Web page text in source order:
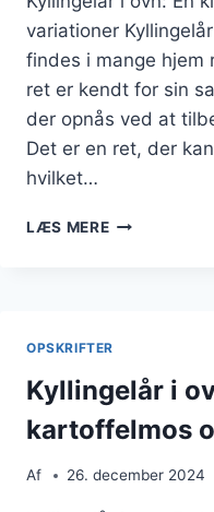
variationer
findes i mange hjem
ret er kendt for sin
der opnås ved at
Det er en ret, der
hvilket…
LÆS MEREKYLLINGELÅR
OPSKRIFTER
Kyllingelår i
kartoffelmos
Af 26. december 2024